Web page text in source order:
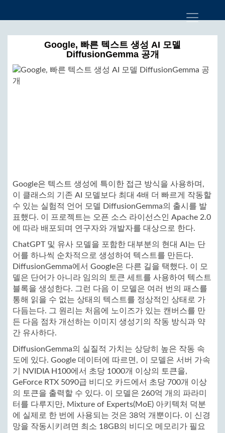
Google, 빠른 텍스트 생성 AI 모델
DiffusionGemma 공개
Google은 텍스트 생성에 특이한 접근 방식을 사용하며,
이 클래스의 기존 AI 모델보다 최대 4배 더 빠르게 작동할
수 있는 실험적 언어 모델 DiffusionGemma의 출시를 발
표했다. 이 프로젝트는 오픈 소스 라이선스인 Apache 2.0
에 따라 배포되며 연구자와 개발자를 대상으로 한다.
ChatGPT 및 유사 모델을 포함한 대부분의 현대 AI는 단
어를 하나씩 순차적으로 생성하여 텍스트를 만든다.
DiffusionGemma에서 Google은 다른 길을 택했다. 이 모
델은 단어가 아니라 임의의 토큰 세트를 사용하여 텍스트
블록을 생성한다. 그런 다음 이 모델은 여러 번의 패스를
통해 읽을 수 없는 상태의 텍스트를 정상적인 상태로 가
다듬는다. 그 원리는 처음에 노이즈가 있는 캔버스를 만
든 다음 점차 개선하는 이미지 생성기의 작동 방식과 약
간 유사하다.
DiffusionGemma의 실질적 가치는 상당히 높은 작동 속
도에 있다. Google 데이터에 따르면, 이 모델은 서버 가속
기 NVIDIA H100에서 초당 1000개 이상의 토큰을,
GeForce RTX 5090급 비디오 카드에서 초당 700개 이상
의 토큰을 출력할 수 있다. 이 모델은 260억 개의 파라미
터를 다루지만, Mixture of Experts(MoE) 아키텍처 덕분
에 실제로 한 번에 사용되는 것은 38억 개뿐이다. 이 신경
망을 작동시키려면 최소 18GB의 비디오 메모리가 필요